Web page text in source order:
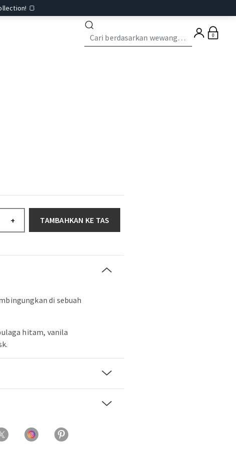
🍞
0
+ TAMBAHKAN KE TAS
di sebuah
hitam, vanila